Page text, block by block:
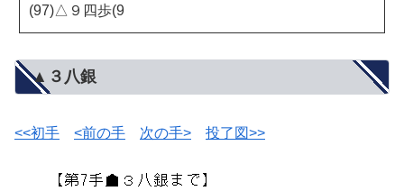
(97)△９四歩(9
▲３八銀
<<初手 <前の手 次の手> 投了図>>